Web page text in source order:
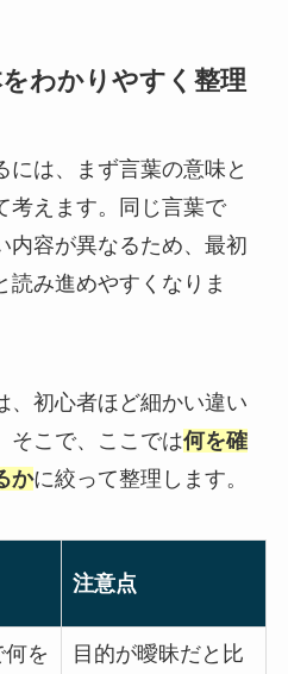
わかりやすく整理
には、まず言葉の意味と
考えます。同じ言葉で
内容が異なるため、最初
読み進めやすくなりま
、初心者ほど細かい違い
そこで、ここでは何を確
かに絞って整理します。
注意点
を
目的が曖昧だと比